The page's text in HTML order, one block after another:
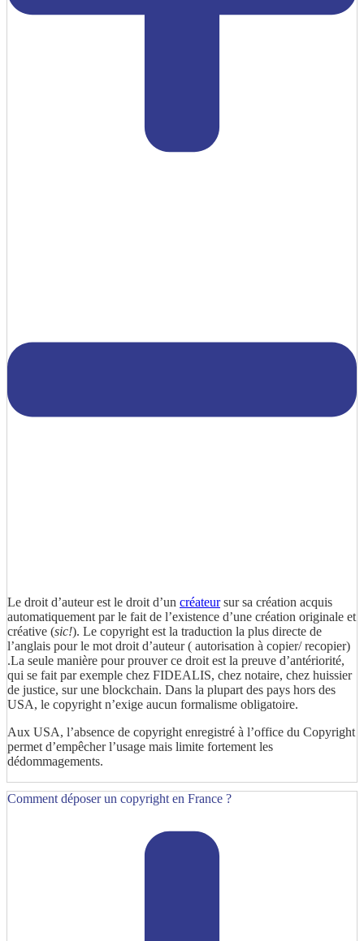
Le droit d’auteur est le droit d’un créateursur sa création acquis
automatiquement par le fait de l’existence d’une création originale et
créative (sic!). Le copyright est la traduction la plus directe de
l’anglais pour le mot droit d’auteur ( autorisation à copier/ recopier)
.La seule manière pour prouver ce droit est la preuve d’antériorité,
qui se fait par exemple chez FIDEALIS, chez notaire, chez huissier
de justice, sur une blockchain. Dans la plupart des pays hors des
USA, le copyright n’exige aucun formalisme obligatoire.
Aux USA, l’absence de copyright enregistré à l’office du Copyright
permet d’empêcher l’usage mais limite fortement les
dédommagements.
Comment déposer un copyright en France ?